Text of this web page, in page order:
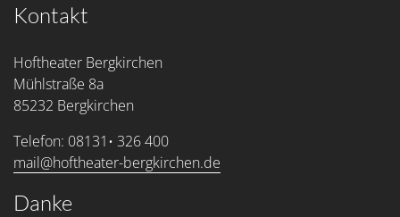
Kontakt
Hoftheater Bergkirchen
Mühlstraße 8a
85232 Bergkirchen
Telefon: 08131• 326 400
mail@hoftheater-bergkirchen.de
Danke